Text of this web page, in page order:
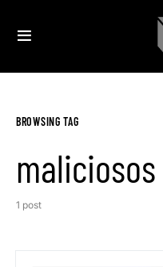
BROWSING TAG
maliciosos
1 post